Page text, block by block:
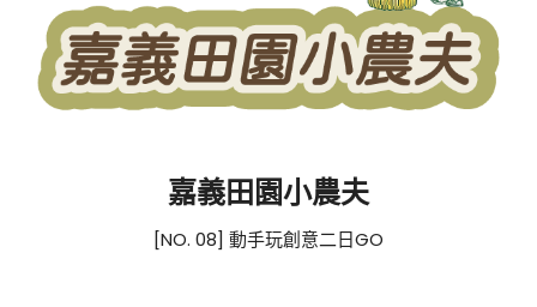
嘉義田園小農夫
[NO. 08] 動手玩創意二日GO